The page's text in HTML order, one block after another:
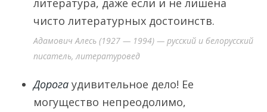
литература, даже если и не лишена
чисто литературных достоинств.
Адамович Алесь (1927 — 1994) — русский и белорусский
писатель, литературовед
Дорога удивительное дело! Ее
могущество непреодолимо,